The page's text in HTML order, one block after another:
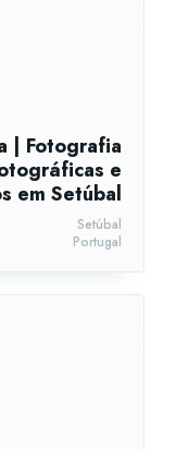
| Fotografia
e
em Setúbal
Portugal
Setúbal